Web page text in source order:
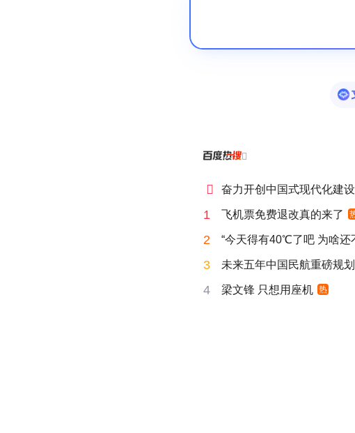

 奋力开创中国式现代化建
1 飞机票免费退改真的来了
2 “今天得有40℃了吧 为啥还
3 未来五年中国民航重磅规
4 梁文锋 只想用座机 热